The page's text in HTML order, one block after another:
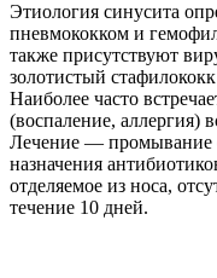
Этиология синусита
пневмококком и
также присутствуют
золотистый
Наиболее часто
(воспаление, аллергия)
Лечение — промывание
назначения
отделяемое из носа,
течение 10 дней.